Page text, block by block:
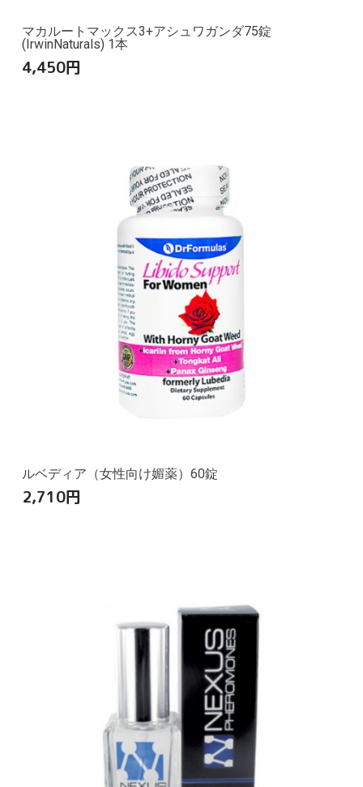
マカルートマックス3+アシュワガンダ75錠
(IrwinNaturals) 1本
4,450円
ルベディア（女性向け媚薬）60錠
2,710円